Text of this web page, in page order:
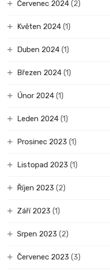
Červenec 2024 (2)
Květen 2024 (1)
Duben 2024 (1)
Březen 2024 (1)
Únor 2024 (1)
Leden 2024 (1)
Prosinec 2023 (1)
Listopad 2023 (1)
Říjen 2023 (2)
Září 2023 (1)
Srpen 2023 (2)
Červenec 2023 (3)